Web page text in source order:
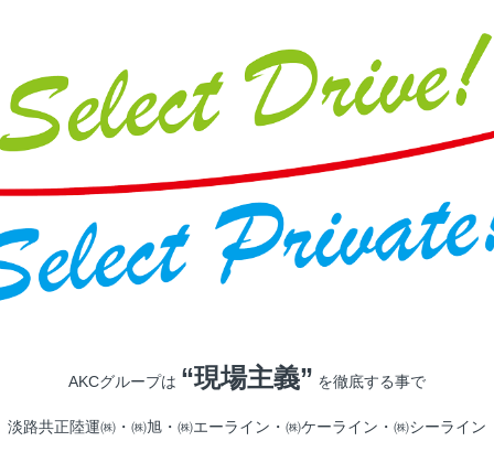
AKCグループは “現場主義” を徹底する事で
淡路共正陸運㈱・㈱旭・㈱エーライン・㈱ケーライン・㈱シーライン